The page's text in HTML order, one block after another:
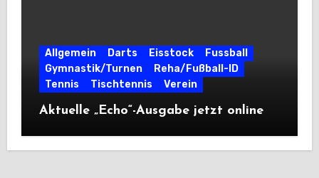
Allgemein Darts Eisstock
Fussball
Gymnastik/Turnen
Reha/Fußball-ID
Tennis
Tischtennis Verein
Aktuelle „Echo“-Ausgabe jetzt online